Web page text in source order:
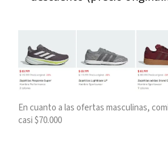
En cuanto a las ofertas masculinas,
casi $70.000